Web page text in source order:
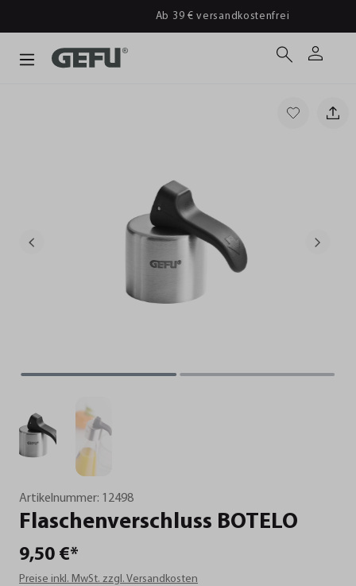
Ab 39 € versandkostenfrei
Artikelnummer: 12498
Flaschenverschluss BOTELO
9,50 €*
Preise inkl. MwSt. zzgl. Versandkosten